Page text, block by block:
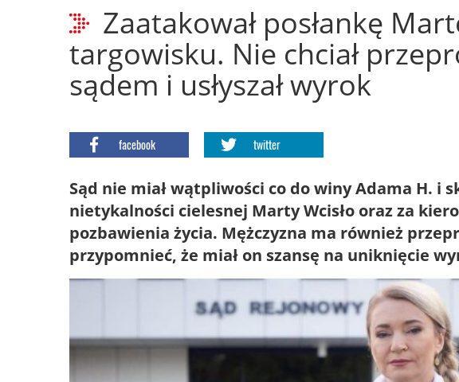
Zaatakował posłankę
targowisku. Nie chciał
sądem i usłyszał wyrok
facebook twitter
Sąd nie miał wątpliwości co do winy Adama H. i
nietykalności cielesnej Marty Wcisło oraz za
pozbawienia życia. Mężczyzna ma również
przypomnieć, że miał on szansę na uniknięcie